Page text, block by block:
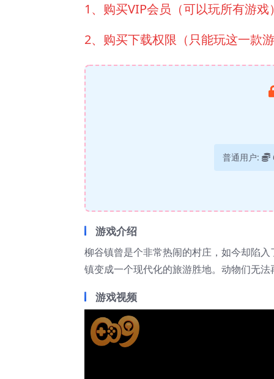
1、购买VIP会员（可以玩所有游
2、购买下载权限（只能玩这一款
普通用户:
游戏介绍
柳谷镇曾是个非常热闹的村庄，如今却陷
镇变成一个现代化的旅游胜地。动物们无
游戏视频